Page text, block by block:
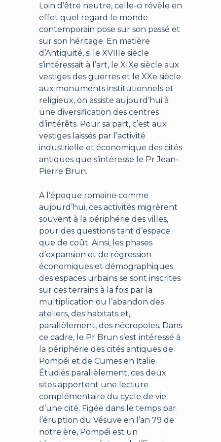
Loin d’être neutre, celle-ci révèle en
effet quel regard le monde
contemporain pose sur son passé et
sur son héritage. En matière
d’Antiquité, si le XVIIIe siècle
s’intéressait à l’art, le XIXe siècle aux
vestiges des guerres et le XXe siècle
aux monuments institutionnels et
religieux, on assiste aujourd’hui à
une diversification des centres
d’intérêts. Pour sa part, c’est aux
vestiges laissés par l’activité
industrielle et économique des cités
antiques que s’intéresse le Pr Jean-
Pierre Brun.
A l’époque romaine comme
aujourd’hui, ces activités migrèrent
souvent à la périphérie des villes,
pour des questions tant d’espace
que de coût. Ainsi, les phases
d’expansion et de régression
économiques et démographiques
des espaces urbains se sont inscrites
sur ces terrains à la fois par la
multiplication ou l’abandon des
ateliers, des habitats et,
parallèlement, des nécropoles. Dans
ce cadre, le Pr Brun s’est intéressé à
la périphérie des cités antiques de
Pompéi et de Cumes en Italie.
Étudiés parallèlement, ces deux
sites apportent une lecture
complémentaire du cycle de vie
d’une cité. Figée dans le temps par
l’éruption du Vésuve en l’an 79 de
notre ère, Pompéi est un